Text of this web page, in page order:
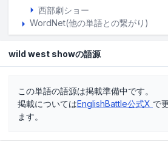
西部劇ショー
WordNet(他の単語との繋がり)
wild west showの語源
この単語の語源は掲載準備中です。
掲載についてはEnglishBattle公式X で
ます。